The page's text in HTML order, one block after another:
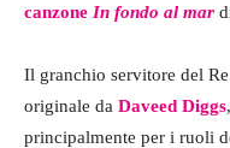
canzone In fondo al mar
Il granchio servitore del
originale da Daveed Diggs
principalmente per i ruoli